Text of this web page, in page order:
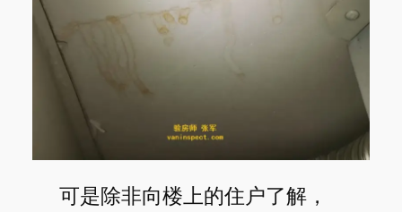
可是除非向楼上的住户了解，